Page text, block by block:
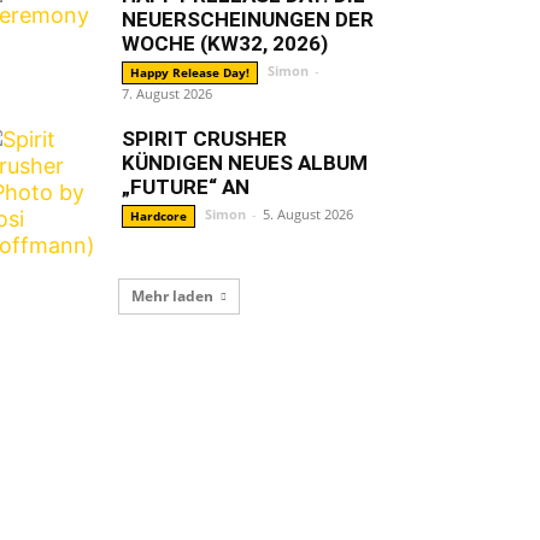
NEUERSCHEINUNGEN DER
WOCHE (KW32, 2026)
Happy Release Day! Simon -
7. August 2026
SPIRIT CRUSHER
KÜNDIGEN NEUES ALBUM
„FUTURE“ AN
Hardcore Simon - 5. August 2026
Mehr laden